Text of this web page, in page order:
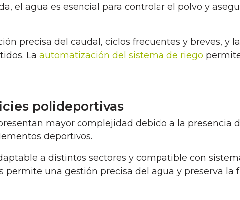
el agua es esencial para controlar el polvo y
precisa del caudal, ciclos frecuentes y breves, y
La automatización del sistema de riego
polideportivas
mayor complejidad debido a la presencia
deportivos.
a distintos sectores y compatible con
permite una gestión precisa del agua y preserva la